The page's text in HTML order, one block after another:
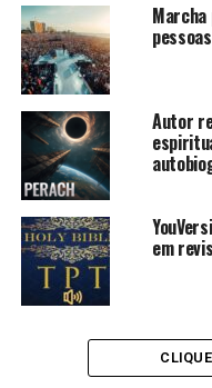
Marcha
Autor
em